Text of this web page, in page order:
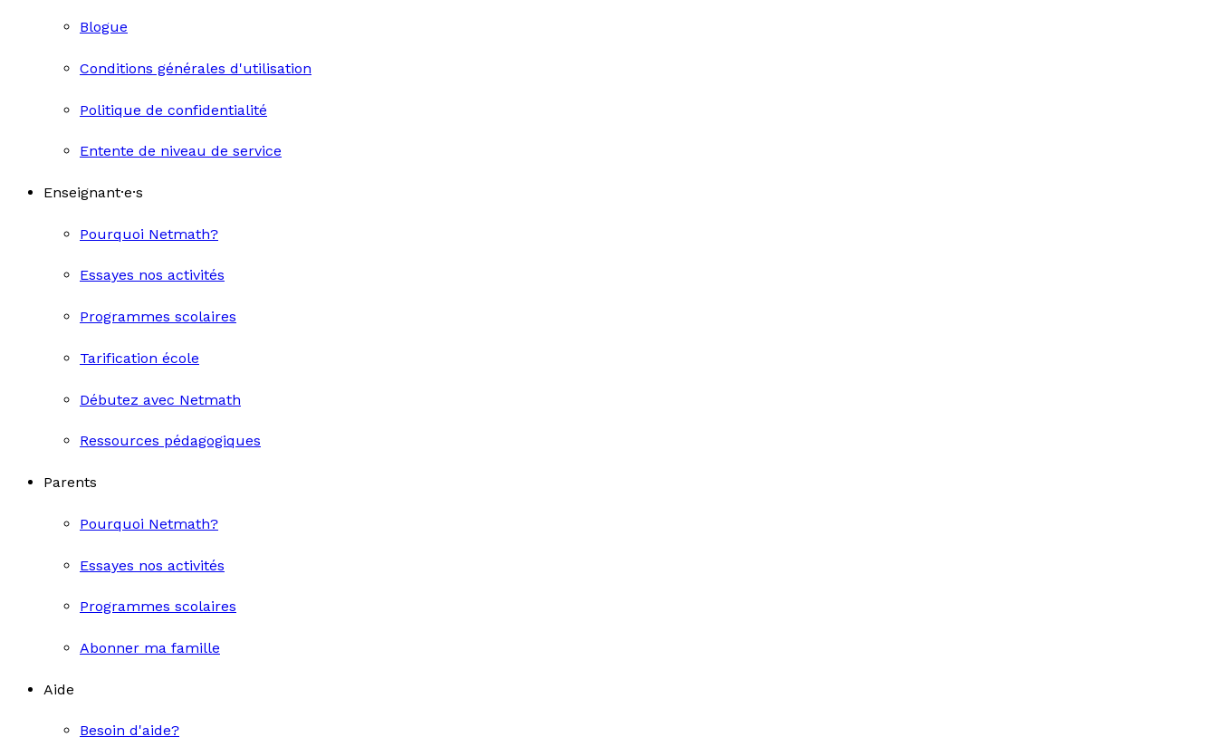
Blogue
Conditions générales d'utilisation
Politique de confidentialité
Entente de niveau de service
Enseignant·e·s
Pourquoi Netmath?
Essayes nos activités
Programmes scolaires
Tarification école
Débutez avec Netmath
Ressources pédagogiques
Parents
Pourquoi Netmath?
Essayes nos activités
Programmes scolaires
Abonner ma famille
Aide
Besoin d'aide?